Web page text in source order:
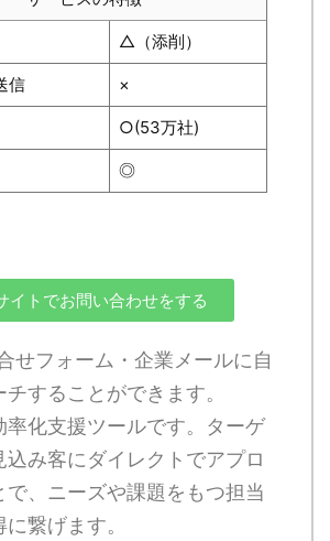
△（添削）
信 ×
○(53万社)
◎
イトでお問い合わせをする
せフォーム・企業メールに自
することができます。
率化支援ツールです。ターゲ
込み客にダイレクトでアプロ
で、ニーズや課題をもつ担当
繋げます。